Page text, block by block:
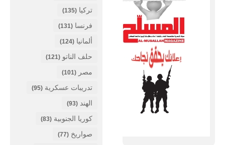
تركيا (135)
فرنسا (131)
ألمانيا (124)
حلف الناتو (121)
مصر (101)
تدريبات عسكرية (95)
الهند (93)
كوريا الجنوبية (83)
صواريخ (77)